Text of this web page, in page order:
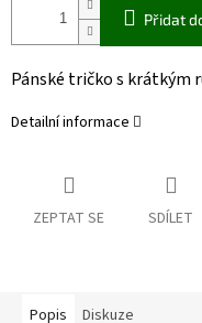
Přidat
Pánské tričko s krátkým
Detailní informace
ZEPTAT SE SDÍLET
Popis Diskuze